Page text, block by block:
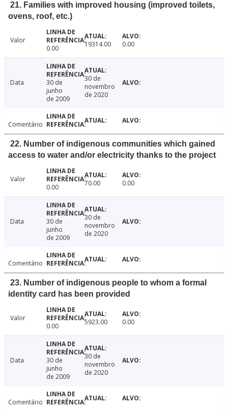
21. Families with improved housing (improved toilets,
ovens, roof, etc.)
Valor
0.00
19314.00 0.00
Data
30 de
junho
de 2009
30 de
novembro
de 2020
Comentário
22. Number of indigenous communities which gained
access to water and/or electricity thanks to the project
Valor
0.00
70.00 0.00
Data
30 de
junho
de 2009
30 de
novembro
de 2020
Comentário
23. Number of indigenous people to whom a formal
identity card has been provided
Valor
0.00
5923.00 0.00
Data
30 de
junho
de 2009
30 de
novembro
de 2020
Comentário